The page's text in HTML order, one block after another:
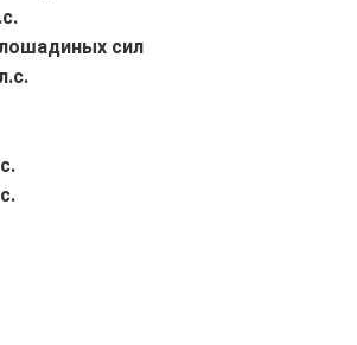
лошадиных сил